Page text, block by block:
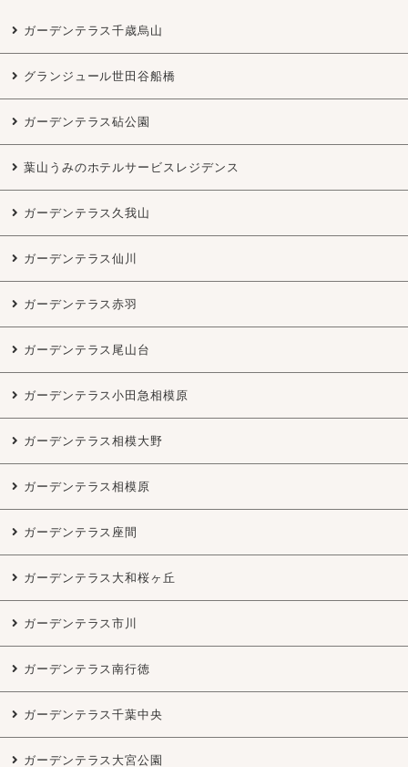
ガーデンテラス千歳烏山
グランジュール世田谷船橋
ガーデンテラス砧公園
葉山うみのホテルサービスレジデンス
ガーデンテラス久我山
ガーデンテラス仙川
ガーデンテラス赤羽
ガーデンテラス尾山台
ガーデンテラス小田急相模原
ガーデンテラス相模大野
ガーデンテラス相模原
ガーデンテラス座間
ガーデンテラス大和桜ヶ丘
ガーデンテラス市川
ガーデンテラス南行徳
ガーデンテラス千葉中央
ガーデンテラス大宮公園